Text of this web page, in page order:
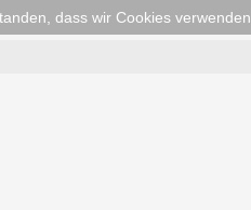
dass wir Cookies verwenden.